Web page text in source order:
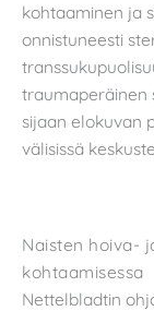
kohtaaminen ja
onnistuneesti
traumaperäinen
sijaan elokuvan
välisissä
Naisten hoiva-
kohtaamisessa
Nettelbladtin